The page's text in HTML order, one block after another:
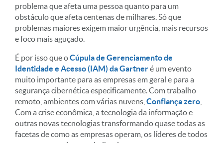
problema que afeta uma pessoa quanto para um
obstáculo que afeta centenas de milhares. Só que
problemas maiores exigem maior urgência, mais recursos
e foco mais aguçado.
É por isso que oCúpula de Gerenciamento de
Identidade e Acesso (IAM) da Gartneré um evento
muito importante para as empresas em geral e para a
segurança cibernética especificamente. Com trabalho
remoto, ambientes com várias nuvens, Confiança zero
Com a crise econômica, a tecnologia da informação e
outras novas tecnologias transformando quase todas as
facetas de como as empresas operam, os líderes de todos